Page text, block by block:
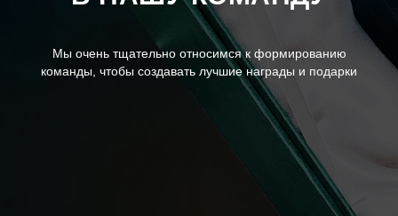
Мы очень тщательно относимся к формированию
команды, чтобы создавать лучшие награды и подарки